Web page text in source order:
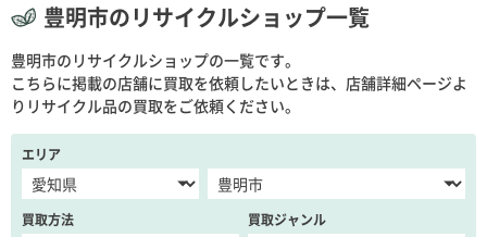
豊明市のリサイクルショップ一覧
豊明市のリサイクルショップの一覧です。
こちらに掲載の店舗に買取を依頼したいときは、店舗詳細ページよ
りリサイクル品の買取をご依頼ください。
エリア
買取方法 買取ジャンル